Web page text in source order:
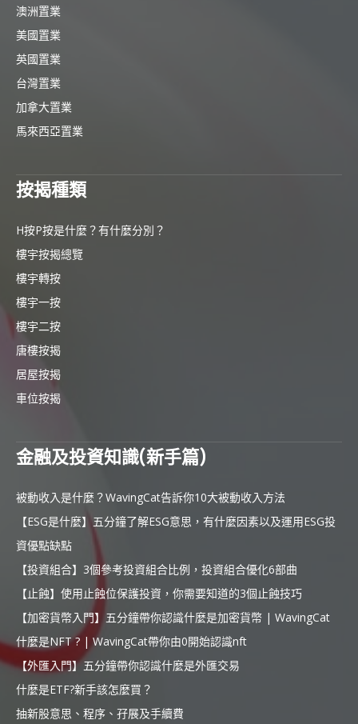
澳洲置業
美國置業
英國置業
台灣置業
加拿大置業
馬來西亞置業
按揭種類
H按P按是什麼？有什麼分別？
樓宇按揭總覽
樓宇轉按
樓宇一按
樓宇二按
唐樓按揭
居屋按揭
車位按揭
金融及投資知識(新手篇)
被動收入是什麼？WavingCat告訴你10大被動收入方法
【ESG是什麼】五分鐘了解ESG意思，有什麼因素以及運用ESG投
資優點缺點
【投資組合】3個參考投資組合比例，投資組合優化6部曲
【止蝕】使用止蝕位保護投資，你需要知道的3個止蝕技巧
【加密貨幣入門】五分鐘帶你認識什麼是加密貨幣 | WavingCat
什麼是NFT ? | WavingCat帶你由0開始認識nft
【外匯入門】五分鐘帶你認識什麼是外匯交易
什麼是ETF?新手該怎麼買？
抽新股意思、程序、孖展及手續費